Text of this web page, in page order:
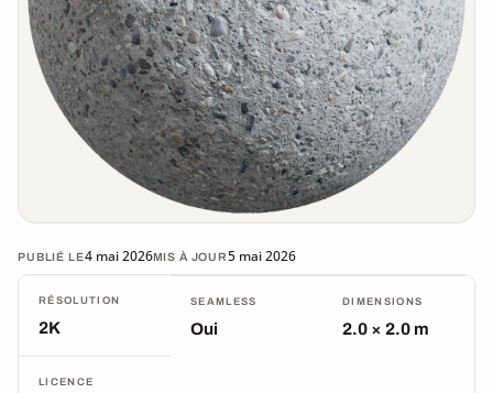
PUBLIÉ LE4 mai 2026MIS À JOUR5 mai 2026
RÉSOLUTION
2K
SEAMLESS
Oui
DIMENSIONS
2.0 × 2.0 m
LICENCE